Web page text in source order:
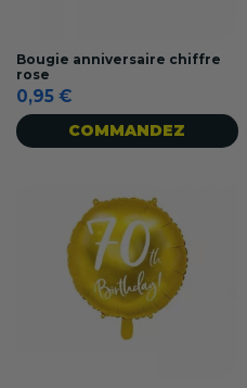
Bougie anniversaire chiffre
rose
0,95 €
COMMANDEZ